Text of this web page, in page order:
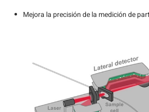
Mejora la precisión de la medición de